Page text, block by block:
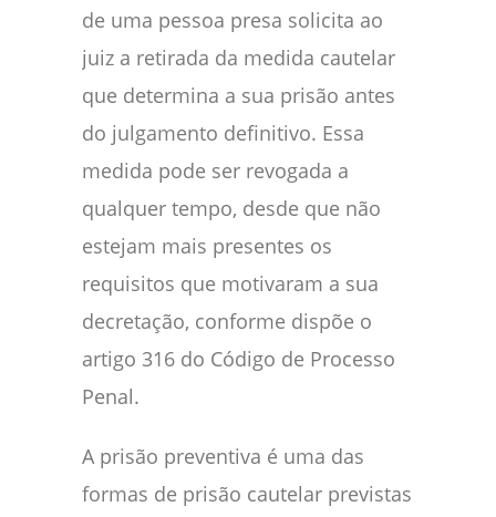
de uma pessoa presa solicita ao
juiz a retirada da medida cautelar
que determina a sua prisão antes
do julgamento definitivo. Essa
medida pode ser revogada a
qualquer tempo, desde que não
estejam mais presentes os
requisitos que motivaram a sua
decretação, conforme dispõe o
artigo 316 do Código de Processo
Penal.
A prisão preventiva é uma das
formas de prisão cautelar previstas